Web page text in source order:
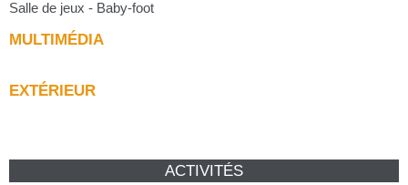
Salle de jeux - Baby-foot
MULTIMÉDIA
EXTÉRIEUR
ACTIVITÉS